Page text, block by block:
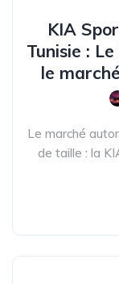
KIA
Tunisie :
le
Le marché
de taille : la